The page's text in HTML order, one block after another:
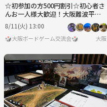
☆初参加の方500円割引☆初心者さ
んお一人様大歓迎！大阪難波平日
ボードゲーム会
8/11(火) 13:00
🎲大阪ボードゲーム交流会🎲 大阪